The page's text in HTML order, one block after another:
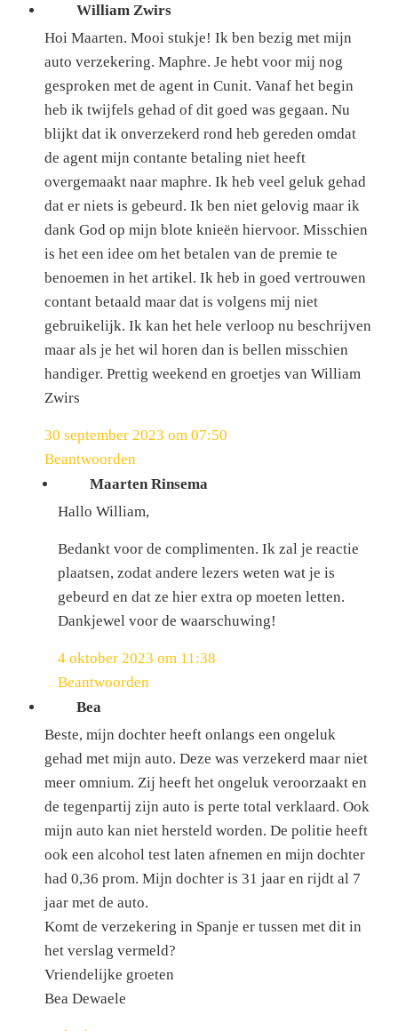
William Zwirs
Hoi Maarten. Mooi stukje! Ik ben bezig met mijn
auto verzekering. Maphre. Je hebt voor mij nog
gesproken met de agent in Cunit. Vanaf het begin
heb ik twijfels gehad of dit goed was gegaan. Nu
blijkt dat ik onverzekerd rond heb gereden omdat
de agent mijn contante betaling niet heeft
overgemaakt naar maphre. Ik heb veel geluk gehad
dat er niets is gebeurd. Ik ben niet gelovig maar ik
dank God op mijn blote knieën hiervoor. Misschien
is het een idee om het betalen van de premie te
benoemen in het artikel. Ik heb in goed vertrouwen
contant betaald maar dat is volgens mij niet
gebruikelijk. Ik kan het hele verloop nu beschrijven
maar als je het wil horen dan is bellen misschien
handiger. Prettig weekend en groetjes van William
Zwirs
30 september 2023 om 07:50
Beantwoorden
Maarten Rinsema
Hallo William,
Bedankt voor de complimenten. Ik zal je reactie
plaatsen, zodat andere lezers weten wat je is
gebeurd en dat ze hier extra op moeten letten.
Dankjewel voor de waarschuwing!
4 oktober 2023 om 11:38
Beantwoorden
Bea
Beste, mijn dochter heeft onlangs een ongeluk
gehad met mijn auto. Deze was verzekerd maar niet
meer omnium. Zij heeft het ongeluk veroorzaakt en
de tegenpartij zijn auto is perte total verklaard. Ook
mijn auto kan niet hersteld worden. De politie heeft
ook een alcohol test laten afnemen en mijn dochter
had 0,36 prom. Mijn dochter is 31 jaar en rijdt al 7
jaar met de auto.
Komt de verzekering in Spanje er tussen met dit in
het verslag vermeld?
Vriendelijke groeten
Bea Dewaele